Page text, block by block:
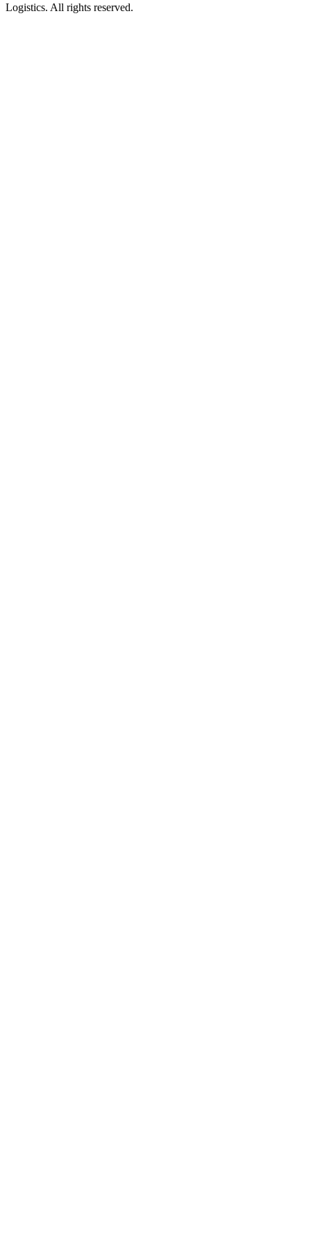
Logistics. All rights reserved.